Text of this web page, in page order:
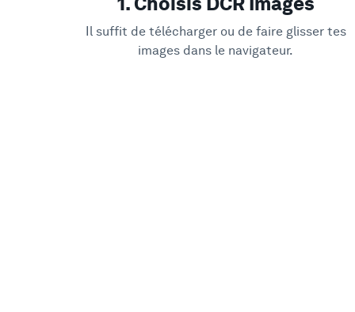
Il suffit de télécharger ou de faire glisser tes
images dans le navigateur.